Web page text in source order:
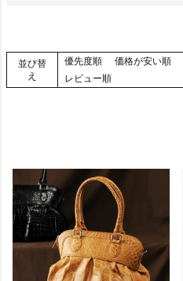
並び替
え
優先度順 価格が安い順
レビュー順